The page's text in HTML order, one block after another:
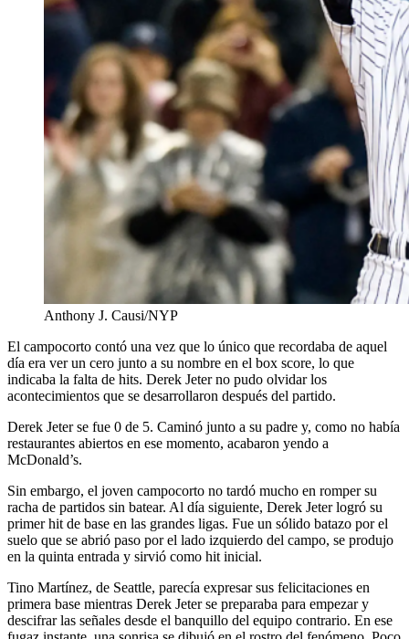
Anthony J. Causi/NYP
El campocorto contó una vez que lo único que recordaba de aquel
día era ver un cero junto a su nombre en el box score, lo que
indicaba la falta de hits. Derek Jeter no pudo olvidar los
acontecimientos que se desarrollaron después del partido.
Derek Jeter se fue 0 de 5. Caminó junto a su padre y, como no había
restaurantes abiertos en ese momento, acabaron yendo a
McDonald’s.
Sin embargo, el joven campocorto no tardó mucho en romper su
racha de partidos sin batear. Al día siguiente, Derek Jeter logró su
primer hit de base en las grandes ligas. Fue un sólido batazo por el
suelo que se abrió paso por el lado izquierdo del campo, se produjo
en la quinta entrada y sirvió como hit inicial.
Tino Martínez, de Seattle, parecía expresar sus felicitaciones en
primera base mientras Derek Jeter se preparaba para empezar y
descifrar las señales desde el banquillo del equipo contrario. En ese